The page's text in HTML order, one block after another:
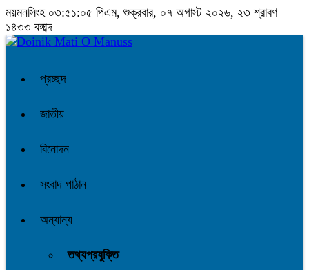
ময়মনসিংহ ০৩:৫১:০৬ পিএম, শুক্রবার, ০৭ অগাস্ট ২০২৬, ২৩ শ্রাবণ
১৪৩৩ বঙ্গাব্দ
প্রচ্ছদ
জাতীয়
বিনোদন
সংবাদ পাঠান
অন্যান্য
তথ্যপ্রযুক্তি